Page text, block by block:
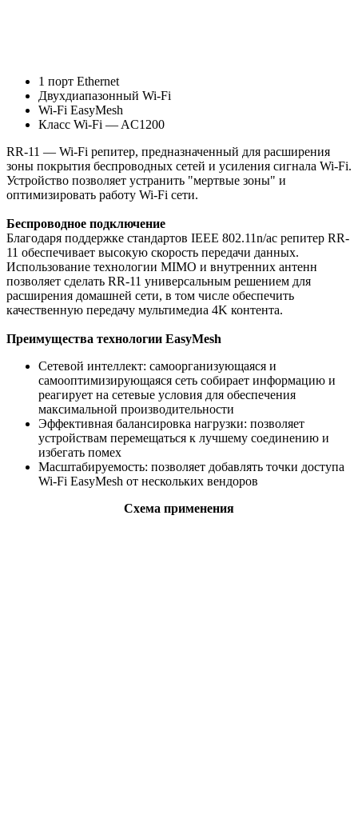
1 порт Ethernet
Двухдиапазонный Wi-Fi
Wi-Fi EasyMesh
Класс Wi-Fi — AC1200
RR-11 — Wi-Fi репитер, предназначенный для расширения
зоны покрытия беспроводных сетей и усиления сигнала Wi-Fi.
Устройство позволяет устранить "мертвые зоны" и
оптимизировать работу Wi-Fi сети.
Беспроводное подключение
Благодаря поддержке стандартов IEEE 802.11n/ac репитер RR-
11 обеспечивает высокую скорость передачи данных.
Использование технологии MIMO и внутренних антенн
позволяет сделать RR-11 универсальным решением для
расширения домашней сети, в том числе обеспечить
качественную передачу мультимедиа 4K контента.
Преимущества технологии EasyMesh
Сетевой интеллект: самоорганизующаяся и
самооптимизирующаяся сеть собирает информацию и
реагирует на сетевые условия для обеспечения
максимальной производительности
Эффективная балансировка нагрузки: позволяет
устройствам перемещаться к лучшему соединению и
избегать помех
Масштабируемость: позволяет добавлять точки доступа
Wi-Fi EasyMesh от нескольких вендоров
Схема применения